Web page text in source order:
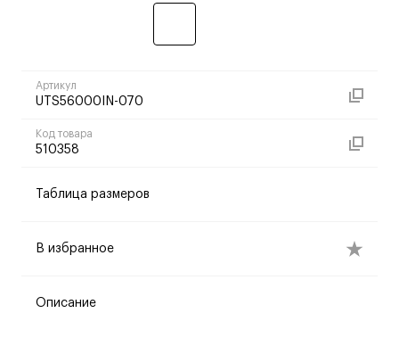
Артикул
UTS56000IN-070
Код товара
510358
Таблица размеров
В избранное
Описание